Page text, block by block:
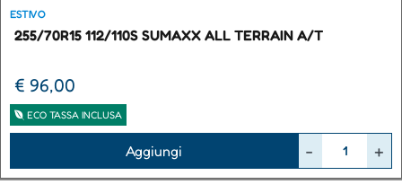
ESTIVO
255/70R15 112/110S SUMAXX ALL TERRAIN A/T
€ 96,00
ECO TASSA INCLUSA
Aggiungi